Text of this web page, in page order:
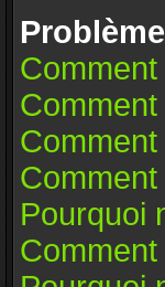
Pourquoi